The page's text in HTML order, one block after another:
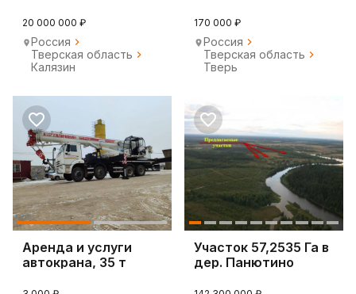
20 000 000 ₽
Россия
Тверская область
Калязин
170 000 ₽
Россия
Тверская область
Тверь
Аренда и услуги
автокрана, 35 т
Участок 57,2535 Га в
дер. Панютино